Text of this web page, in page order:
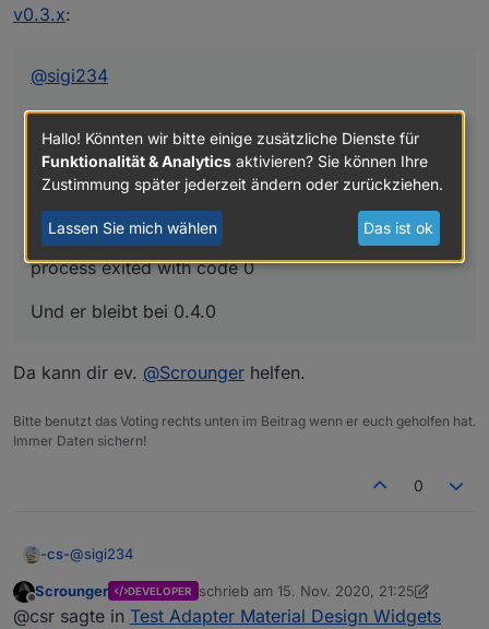
v0.3.x:
@sigi234
Ja, das machte ich, dann kam die Meldung wie
oben geschrieben:
$ ./iobroker upgrade vis-materialdesign@0.3.19
Adapter "vis-materialdesign" is not in the repository
and cannot be updated.
process exited with code 0
Und er bleibt bei 0.4.0
Da kann dir ev. @Scrounger helfen.
Bitte benutzt das Voting rechts unten im Beitrag wenn er euch geholfen hat.
Immer Daten sichern!
0
-cs-@sigi234
Ja, das machte ich, dann kam die Meldung wie oben
geschrieben:
Scrounger DEVELOPER schrieb am 15. Nov. 2020, 21:25
zuletzt editiert von Scrounger
@csr sagte in Test Adapter Material Design Widgets
Hallo! Könnten wir bitte einige zusätzliche Dienste für
Funktionalität & Analytics aktivieren? Sie können Ihre
Zustimmung später jederzeit ändern oder zurückziehen.
Lassen Sie mich wählen Das ist ok